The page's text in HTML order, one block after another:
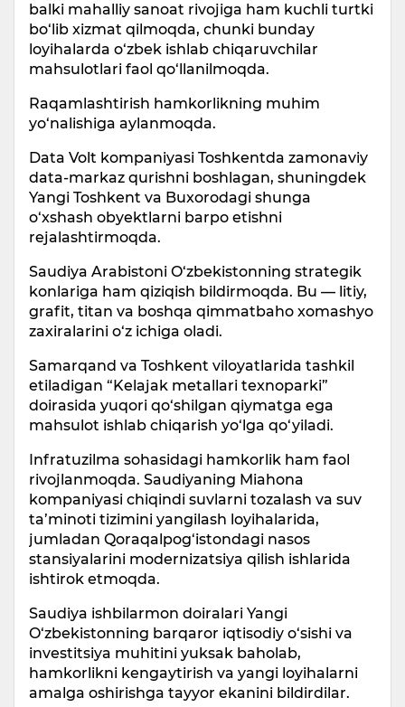
balki mahalliy sanoat rivojiga ham kuchli turtki
bo‘lib xizmat qilmoqda, chunki bunday
loyihalarda o‘zbek ishlab chiqaruvchilar
mahsulotlari faol qo‘llanilmoqda.
Raqamlashtirish hamkorlikning muhim
yo‘nalishiga aylanmoqda.
Data Volt kompaniyasi Toshkentda zamonaviy
data-markaz qurishni boshlagan, shuningdek
Yangi Toshkent va Buxorodagi shunga
o‘xshash obyektlarni barpo etishni
rejalashtirmoqda.
Saudiya Arabistoni O‘zbekistonning strategik
konlariga ham qiziqish bildirmoqda. Bu — litiy,
grafit, titan va boshqa qimmatbaho xomashyo
zaxiralarini o‘z ichiga oladi.
Samarqand va Toshkent viloyatlarida tashkil
etiladigan “Kelajak metallari texnoparki”
doirasida yuqori qo‘shilgan qiymatga ega
mahsulot ishlab chiqarish yo‘lga qo‘yiladi.
Infratuzilma sohasidagi hamkorlik ham faol
rivojlanmoqda. Saudiyaning Miahona
kompaniyasi chiqindi suvlarni tozalash va suv
ta’minoti tizimini yangilash loyihalarida,
jumladan Qoraqalpog‘istondagi nasos
stansiyalarini modernizatsiya qilish ishlarida
ishtirok etmoqda.
Saudiya ishbilarmon doiralari Yangi
O‘zbekistonning barqaror iqtisodiy o‘sishi va
investitsiya muhitini yuksak baholab,
hamkorlikni kengaytirish va yangi loyihalarni
amalga oshirishga tayyor ekanini bildirdilar.